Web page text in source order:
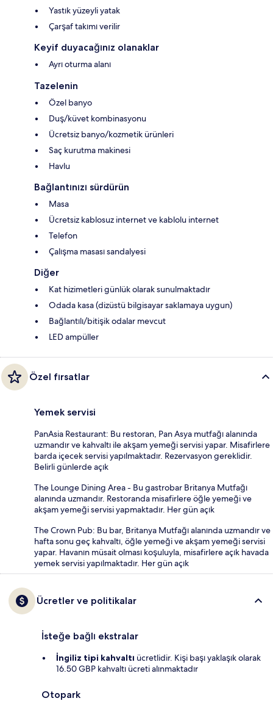
Yastık yüzeyli yatak
Çarşaf takımı verilir
Keyif duyacağınız olanaklar
Ayrı oturma alanı
Tazelenin
Özel banyo
Duş/küvet kombinasyonu
Ücretsiz banyo/kozmetik ürünleri
Saç kurutma makinesi
Havlu
Bağlantınızı sürdürün
Masa
Ücretsiz kablosuz internet ve kablolu internet
Telefon
Çalışma masası sandalyesi
Diğer
Kat hizimetleri günlük olarak sunulmaktadır
Odada kasa (dizüstü bilgisayar saklamaya uygun)
Bağlantılı/bitişik odalar mevcut
LED ampüller
Özel fırsatlar
Yemek servisi
PanAsia Restaurant: Bu restoran, Pan Asya mutfağı alanında
uzmandır ve kahvaltı ile akşam yemeği servisi yapar. Misafirlere
barda içecek servisi yapılmaktadır. Rezervasyon gereklidir.
Belirli günlerde açık
The Lounge Dining Area - Bu gastrobar Britanya Mutfağı
alanında uzmandır. Restoranda misafirlere öğle yemeği ve
akşam yemeği servisi yapmaktadır. Her gün açık
The Crown Pub: Bu bar, Britanya Mutfağı alanında uzmandır ve
hafta sonu geç kahvaltı, öğle yemeği ve akşam yemeği servisi
yapar. Havanın müsait olması koşuluyla, misafirlere açık havada
yemek servisi yapılmaktadır. Her gün açık
Ücretler ve politikalar
İsteğe bağlı ekstralar
İngiliz tipi kahvaltı ücretlidir. Kişi başı yaklaşık olarak
16.50 GBP kahvaltı ücreti alınmaktadır
Otopark